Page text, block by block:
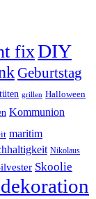
fixDIY
Geburtstag
grillen Halloween
Kommunion
maritim
Nikolaus
Skoolie